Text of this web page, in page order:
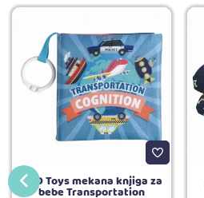
BBO Toys mekana knjiga za
bebe Transportation